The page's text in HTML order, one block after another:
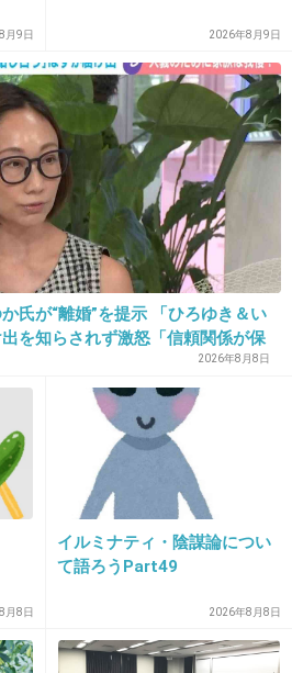
ち悪！
顔だね
+914
ない
ちらかがわざとか。
+635
月9日 2026年8月9日
氏が“離婚”を提示 「ひろゆき＆い
を知らされず激怒「信頼関係が保
2026年8月8日
月8日
イルミナティ・陰謀論につい
て語ろうPart49
2026年8月8日